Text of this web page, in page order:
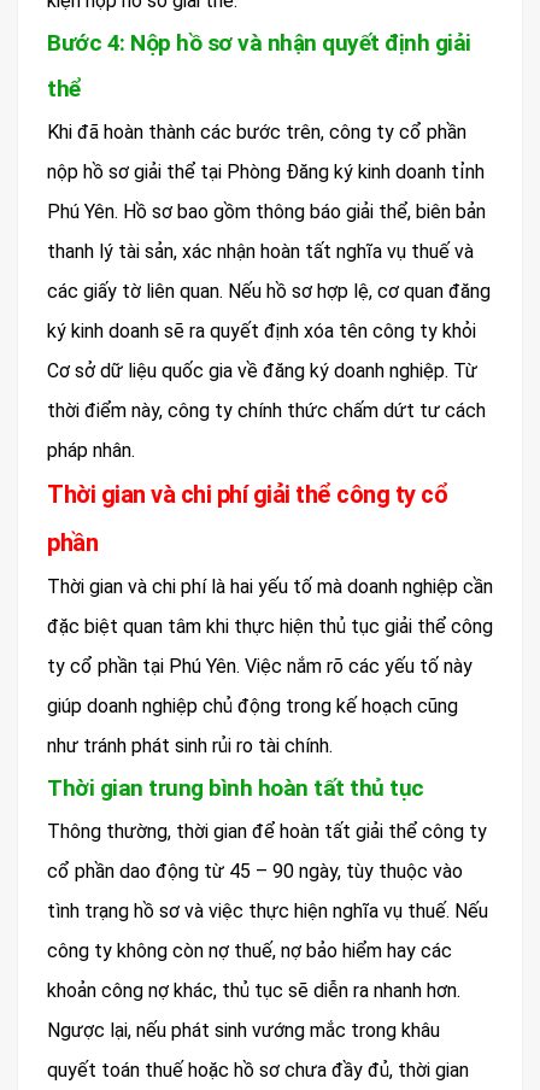
Bước 4: Nộp hồ sơ và nhận quyết định giải
thể
Khi đã hoàn thành các bước trên, công ty cổ phần
nộp hồ sơ giải thể tại Phòng Đăng ký kinh doanh tỉnh
Phú Yên. Hồ sơ bao gồm thông báo giải thể, biên bản
thanh lý tài sản, xác nhận hoàn tất nghĩa vụ thuế và
các giấy tờ liên quan. Nếu hồ sơ hợp lệ, cơ quan đăng
ký kinh doanh sẽ ra quyết định xóa tên công ty khỏi
Cơ sở dữ liệu quốc gia về đăng ký doanh nghiệp. Từ
thời điểm này, công ty chính thức chấm dứt tư cách
pháp nhân.
Thời gian và chi phí giải thể công ty cổ
phần
Thời gian và chi phí là hai yếu tố mà doanh nghiệp cần
đặc biệt quan tâm khi thực hiện thủ tục giải thể công
ty cổ phần tại Phú Yên. Việc nắm rõ các yếu tố này
giúp doanh nghiệp chủ động trong kế hoạch cũng
như tránh phát sinh rủi ro tài chính.
Thời gian trung bình hoàn tất thủ tục
Thông thường, thời gian để hoàn tất giải thể công ty
cổ phần dao động từ 45 – 90 ngày, tùy thuộc vào
tình trạng hồ sơ và việc thực hiện nghĩa vụ thuế. Nếu
công ty không còn nợ thuế, nợ bảo hiểm hay các
khoản công nợ khác, thủ tục sẽ diễn ra nhanh hơn.
Ngược lại, nếu phát sinh vướng mắc trong khâu
quyết toán thuế hoặc hồ sơ chưa đầy đủ, thời gian